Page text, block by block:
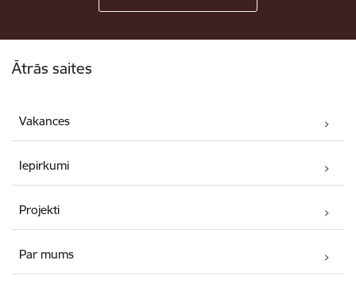
Ātrās saites
Vakances
Iepirkumi
Projekti
Par mums